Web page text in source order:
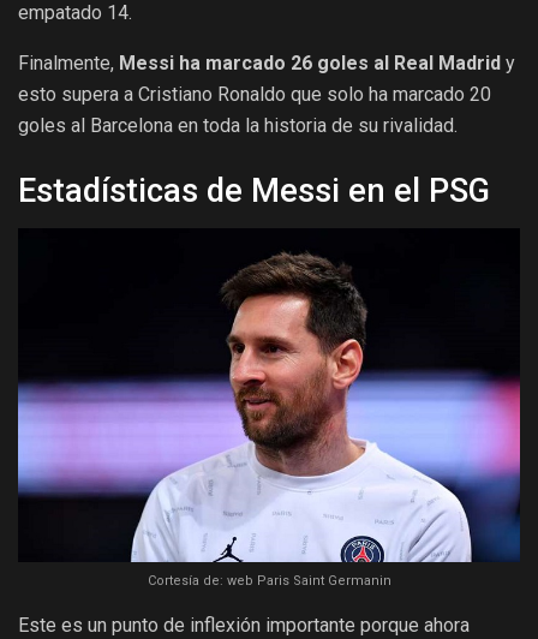
empatado 14.
Finalmente, Messi ha marcado 26 goles al Real Madrid y
esto supera a Cristiano Ronaldo que solo ha marcado 20
goles al Barcelona en toda la historia de su rivalidad.
Estadísticas de Messi en el PSG
Cortesía de: web Paris Saint Germanin
Este es un punto de inflexión importante porque ahora